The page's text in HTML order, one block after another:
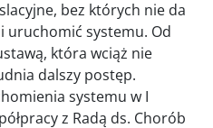
bez których nie da
uruchomić systemu. Od
która wciąż nie
dalszy postęp.
systemu w I
z Radą ds. Chorób